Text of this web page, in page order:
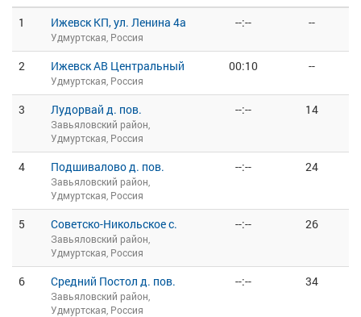
1
Ижевск КП, ул. Ленина 4а
Удмуртская, Россия
--:-- --
2 Ижевск АВ Центральный
Удмуртская, Россия
00:10 --
3 Лудорвай д. пов.
Завьяловский район,
Удмуртская, Россия
--:-- 14
4 Подшивалово д. пов.
Завьяловский район,
Удмуртская, Россия
--:-- 24
5 Советско-Никольское с.
Завьяловский район,
Удмуртская, Россия
--:-- 26
6 Средний Постол д. пов.
Завьяловский район,
Удмуртская, Россия
--:-- 34